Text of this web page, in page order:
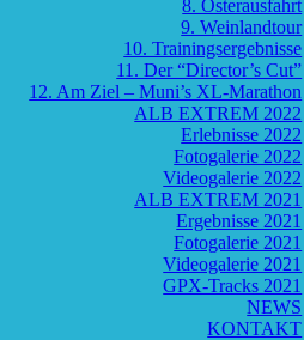
8. Osterausfahrt
9. Weinlandtour
10. Trainingsergebnisse
11. Der “Director’s Cut”
12. Am Ziel – Muni’s XL-Marathon
ALB EXTREM 2022
Erlebnisse 2022
Fotogalerie 2022
Videogalerie 2022
ALB EXTREM 2021
Ergebnisse 2021
Fotogalerie 2021
Videogalerie 2021
GPX-Tracks 2021
NEWS
KONTAKT